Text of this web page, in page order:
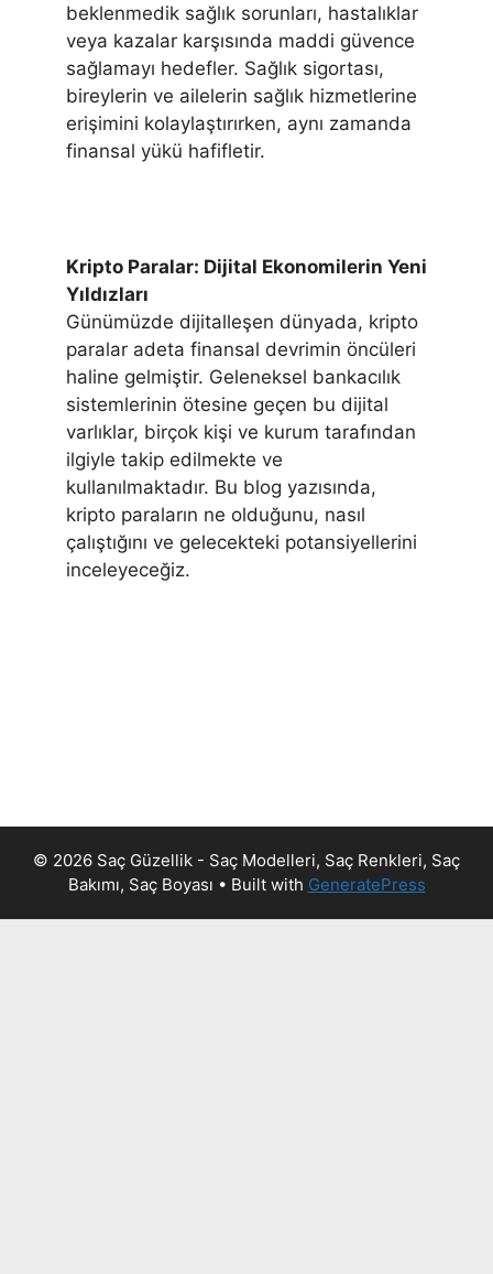
beklenmedik sağlık sorunları, hastalıklar
veya kazalar karşısında maddi güvence
sağlamayı hedefler. Sağlık sigortası,
bireylerin ve ailelerin sağlık hizmetlerine
erişimini kolaylaştırırken, aynı zamanda
finansal yükü hafifletir.
Kripto Paralar: Dijital Ekonomilerin Yeni
Yıldızları
Günümüzde dijitalleşen dünyada, kripto
paralar adeta finansal devrimin öncüleri
haline gelmiştir. Geleneksel bankacılık
sistemlerinin ötesine geçen bu dijital
varlıklar, birçok kişi ve kurum tarafından
ilgiyle takip edilmekte ve
kullanılmaktadır. Bu blog yazısında,
kripto paraların ne olduğunu, nasıl
çalıştığını ve gelecekteki potansiyellerini
inceleyeceğiz.
© 2026 Saç Güzellik - Saç Modelleri, Saç Renkleri, Saç
Bakımı, Saç Boyası • Built with GeneratePress